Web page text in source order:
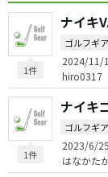
1件
ナイキ
ゴルフギア
2024/11/
hiro0317
1件
ナイキ
ゴルフギア
2023/6/
はなかた